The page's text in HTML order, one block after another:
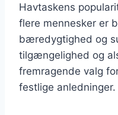
Havtaskens
flere mennesker er
bæredygtighed og
tilgængelighed og
fremragende valg
festlige anledninger.